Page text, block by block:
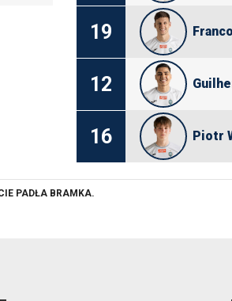
19
12
16 Piotr
PADŁA BRAMKA.